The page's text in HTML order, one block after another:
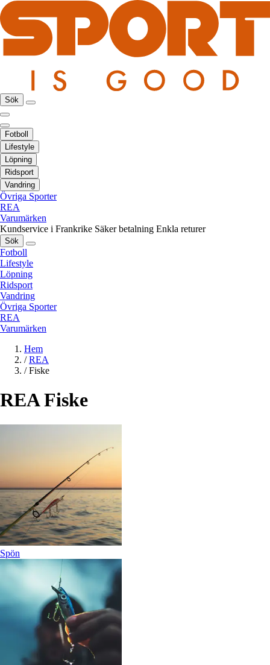
Sök
Fotboll
Lifestyle
Löpning
Ridsport
Vandring
Övriga Sporter
REA
Varumärken
Kundservice i Frankrike Säker betalning Enkla returer
Sök
Fotboll
Lifestyle
Löpning
Ridsport
Vandring
Övriga Sporter
REA
Varumärken
Hem
/ REA
/ Fiske
REA Fiske
Spön